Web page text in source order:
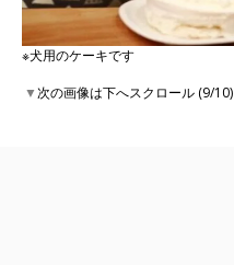
※犬用のケーキです
▼次の画像は下へスクロール (9/10)